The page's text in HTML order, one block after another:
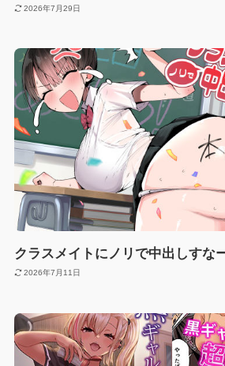
2026年7月29日
クラスメイトにノリで中出しすな
2026年7月11日